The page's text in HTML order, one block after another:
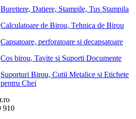
Buretiere, Datiere, Stampile, Tus Stampila
Calculatoare de Birou, Tehnica de Birou
Capsatoare, perforatoare si decapsatoare
Cos birou, Tavite si Suporti Documente
Suporturi Birou, Cutii Metalice si Etichete
pentru Chei
910